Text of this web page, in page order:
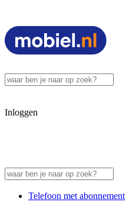
Inloggen
Telefoon met abonnement